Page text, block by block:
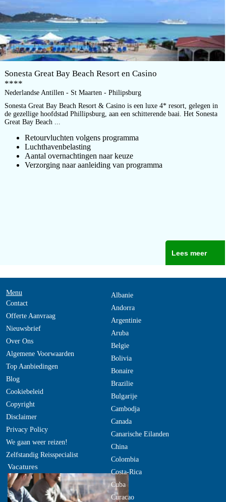
Sonesta Great Bay Beach Resort en Casino
****
Nederlandse Antillen - St Maarten - Philipsburg
Sonesta Great Bay Beach Resort & Casino is een luxe 4* resort, gelegen in
de gezellige hoofdstad Phillipsburg, aan een schitterende baai. Het Sonesta
Great Bay Beach ...
Retourvluchten volgens programma
Luchthavenbelasting
Aantal overnachtingen naar keuze
Verzorging naar aanleiding van programma
Lees meer
Menu
Contact
Offerte Aanvraag
Nieuwsbrief
Over Ons
Algemene Voorwaarden
Top Aanbiedingen
Blog
Cookiebeleid
Copyright
Disclaimer
Privacy Policy
We gaan weer reizen!
Zelfstandig Reisspecialist
Vacatures
Albanie
Andorra
Argentinie
Aruba
Belgie
Bolivia
Bonaire
Brazilie
Bulgarije
Cambodja
Canada
Canarische Eilanden
China
Colombia
Costa-Rica
Cuba
Curacao